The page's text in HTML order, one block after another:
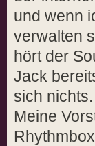
und wenn
verwalten
hört der
Jack
sich nichts.
Meine